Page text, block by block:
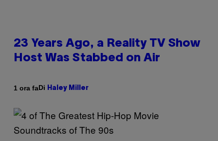
23 Years Ago, a Reality TV Show
Host Was Stabbed on Air
1 ora faDi Haley Miller